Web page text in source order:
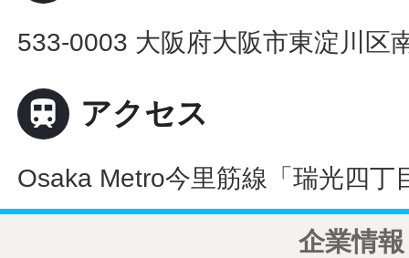
533-0003 大阪府大阪市東淀川区
 アクセス
Osaka Metro今里筋線「瑞光四丁
企業情報